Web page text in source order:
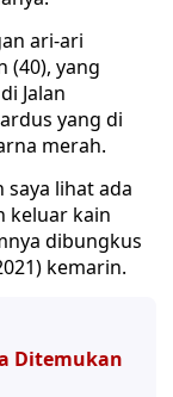
ari-ari
(40), yang
Jalan
yang di
merah.
saya lihat ada
keluar kain
dibungkus
kemarin.
Ditemukan